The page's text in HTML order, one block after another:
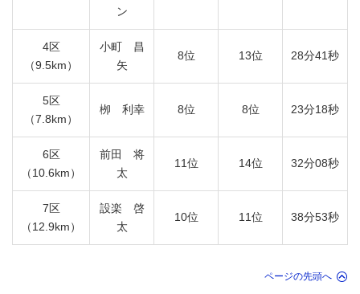
ン
4区
（9.5km）
小町 昌
矢
8位 13位 28分41秒
5区
（7.8km）
栁 利幸 8位 8位 23分18秒
6区
（10.6km）
前田 将
太
11位 14位 32分08秒
7区
（12.9km）
設楽 啓
太
10位 11位 38分53秒
ページの先頭へ